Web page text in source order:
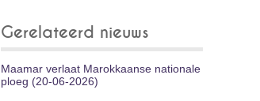
Gerelateerd nieuws
Maamar verlaat Marokkaanse nationale
ploeg (20-06-2026)